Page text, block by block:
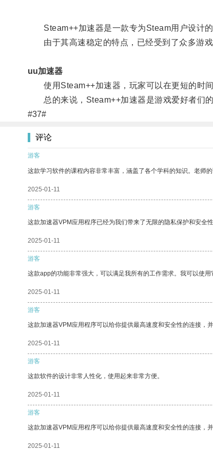
Steam++加速器是一款专为Steam用户设计的
由于其高速稳定的特点，已经受到了众多游戏
uu加速器
使用Steam++加速器，玩家可以在更短的时间
总的来说，Steam++加速器是游戏爱好者们的
#37#
评论
游客
这款学习软件的课程内容非常丰富，涵盖了各个学科的知识。老师
2025-01-11
游客
这款加速器VPM应用程序已经为我们带来了无限的隐私保护和安全性
2025-01-11
游客
这款app的功能非常强大，可以满足我所有的工作需求。我可以使用
2025-01-11
游客
这款加速器VPM应用程序可以给你提供最高速度和安全性的连接，
2025-01-11
游客
这款软件的设计非常人性化，使用起来非常方便。
2025-01-11
游客
这款加速器VPM应用程序可以给你提供最高速度和安全性的连接，
2025-01-11